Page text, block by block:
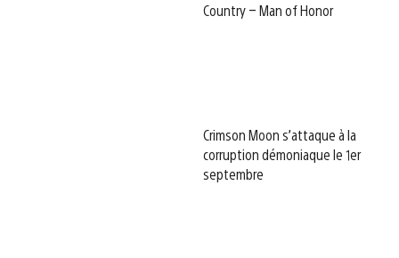
Country – Man of Honor
Crimson Moon s’attaque à la
corruption démoniaque le 1er
septembre